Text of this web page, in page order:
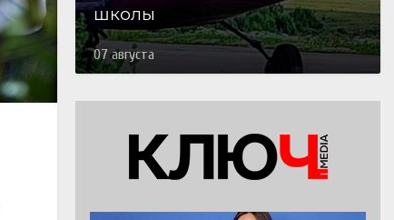
школы
07 августа